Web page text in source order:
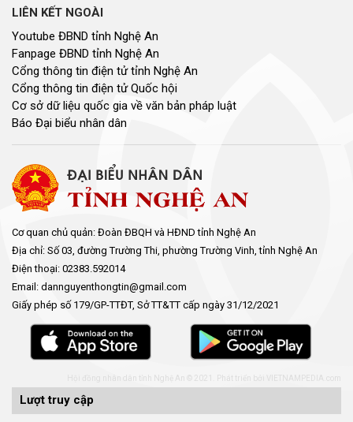
LIÊN KẾT NGOÀI
Youtube ĐBND tỉnh Nghệ An
Fanpage ĐBND tỉnh Nghệ An
Cổng thông tin điện tử tỉnh Nghệ An
Cổng thông tin điện tử Quốc hội
Cơ sở dữ liệu quốc gia về văn bản pháp luật
Báo Đại biểu nhân dân
Cơ quan chủ quản: Đoàn ĐBQH và HĐND tỉnh Nghệ An
Địa chỉ: Số 03, đường Trường Thi, phường Trường Vinh, tỉnh Nghệ An
Điện thoại: 02383.592014
Email: dannguyenthongtin@gmail.com
Giấy phép số 179/GP-TTĐT, Sở TT&TT cấp ngày 31/12/2021
Hội đồng nhân dân tỉnh Nghệ An © 2021. Phát triển bởi
Lượt truy cập